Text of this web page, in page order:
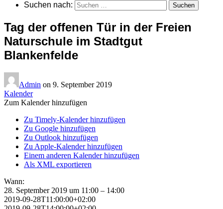
Suchen nach:
Tag der offenen Tür in der Freien
Naturschule im Stadtgut
Blankenfelde
Admin on 9. September 2019
Kalender
Zum Kalender hinzufügen
Zu Timely-Kalender hinzufügen
Zu Google hinzufügen
Zu Outlook hinzufügen
Zu Apple-Kalender hinzufügen
Einem anderen Kalender hinzufügen
Als XML exportieren
Wann:
28. September 2019 um 11:00 – 14:00
2019-09-28T11:00:00+02:00